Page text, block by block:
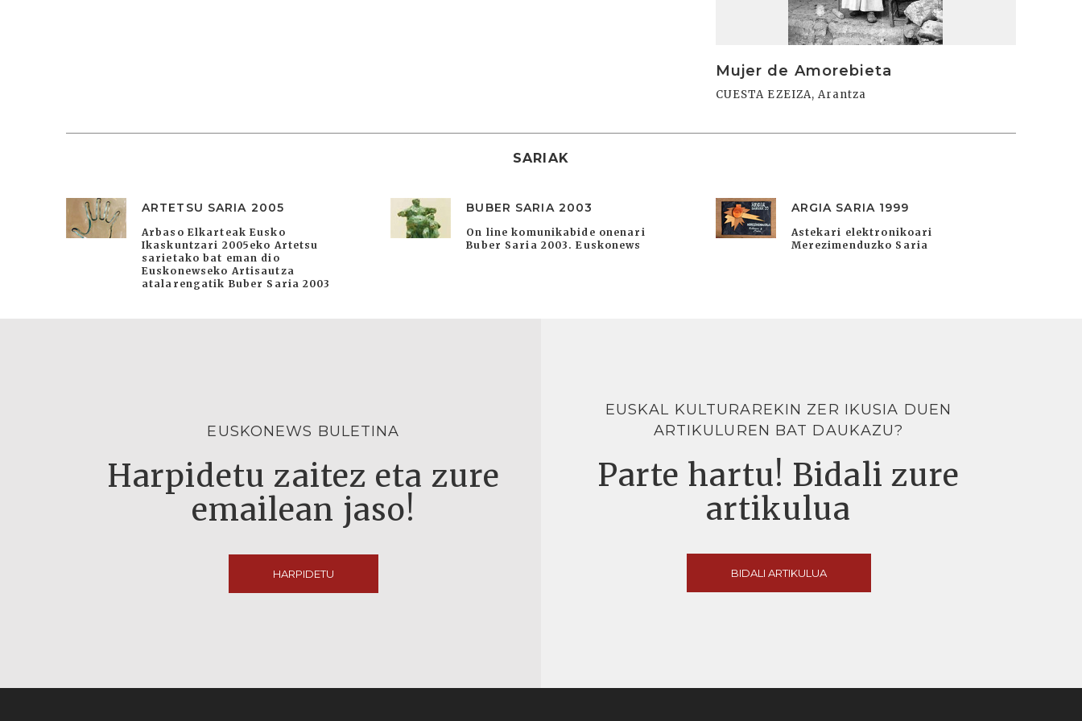
Mujer de Amorebieta
CUESTA EZEIZA, Arantza
SARIAK
ARTETSU SARIA 2005
Arbaso Elkarteak Eusko
Ikaskuntzari 2005eko Artetsu
sarietako bat eman dio
Euskonewseko Artisautza
atalarengatik Buber Saria 2003
BUBER SARIA 2003
On line komunikabide onenari
Buber Saria 2003. Euskonews
ARGIA SARIA 1999
Astekari elektronikoari
Merezimenduzko Saria
EUSKONEWS BULETINA
Harpidetu zaitez eta zure
emailean jaso!
HARPIDETU
EUSKAL KULTURAREKIN ZER IKUSIA DUEN
ARTIKULUREN BAT DAUKAZU?
Parte hartu! Bidali zure
artikulua
BIDALI ARTIKULUA